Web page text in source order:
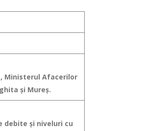
Ministerul Afacerilor
și Mureș.
debite şi niveluri cu